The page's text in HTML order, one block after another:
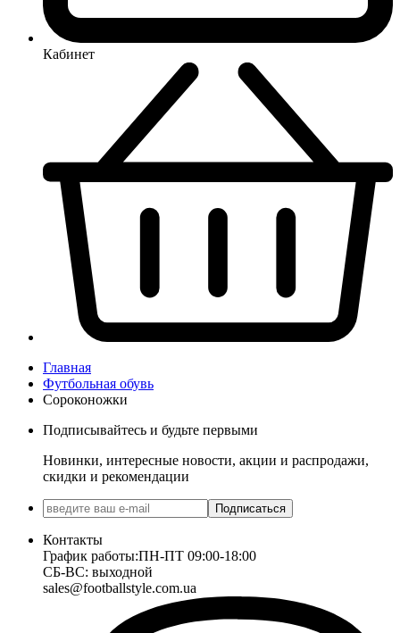
Кабинет
Главная
Футбольная обувь
Сороконожки
Подписывайтесь и будьте первыми
Новинки, интересные новости, акции и распродажи,
скидки и рекомендации
Подписаться
Контакты
График работы:ПН-ПТ 09:00-18:00
СБ-ВС: выходной
sales@footballstyle.com.ua